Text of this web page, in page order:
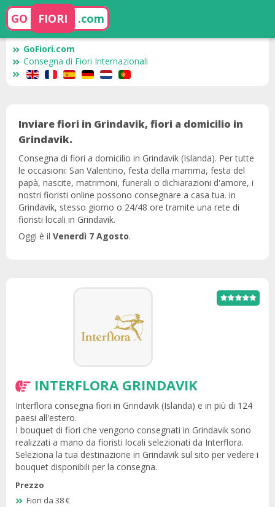
GO FIORI .com
GoFiori.com
Consegna di Fiori Internazionali
Inviare fiori in Grindavik, fiori a domicilio in
Grindavik.
Consegna di fiori a domicilio in Grindavik (Islanda). Per tutte
le occasioni: San Valentino, festa della mamma, festa del
papà, nascite, matrimoni, funerali o dichiarazioni d'amore, i
nostri fioristi online possono consegnare a casa tua. in
Grindavik, stesso giorno o 24/48 ore tramite una rete di
fioristi locali in Grindavik.
Oggi è il Venerdì 7 Agosto.
INTERFLORA GRINDAVIK
Interflora consegna fiori in Grindavik (Islanda) e in più di 124
paesi all'estero.
I bouquet di fiori che vengono consegnati in Grindavik sono
realizzati a mano da fioristi locali selezionati da Interflora.
Seleziona la tua destinazione in Grindavik sul sito per vedere i
bouquet disponibili per la consegna.
Prezzo
Fiori da 38 €